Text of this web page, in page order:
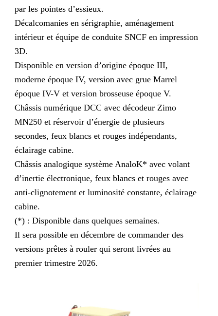
par les pointes d’essieux.
Décalcomanies en sérigraphie, aménagement
intérieur et équipe de conduite SNCF en impression
3D.
Disponible en version d’origine époque III,
moderne époque IV, version avec grue Marrel
époque IV-V et version brosseuse époque V.
Châssis numérique DCC avec décodeur Zimo
MN250 et réservoir d’énergie de plusieurs
secondes, feux blancs et rouges indépendants,
éclairage cabine.
Châssis analogique système AnaloK* avec volant
d’inertie électronique, feux blancs et rouges avec
anti-clignotement et luminosité constante, éclairage
cabine.
(*) : Disponible dans quelques semaines.
Il sera possible en décembre de commander des
versions prêtes à rouler qui seront livrées au
premier trimestre 2026.